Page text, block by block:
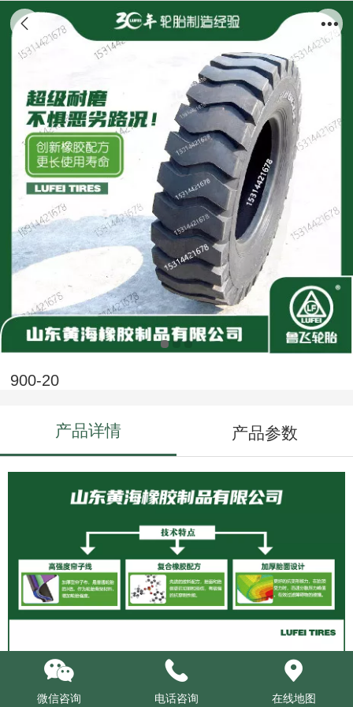
900-20
产品详情 产品参数
微信咨询 电话咨询 在线地图